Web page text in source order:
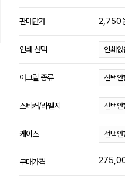
판매단가 2,750
인쇄 선택
아크릴 종류
스티커/라벨지
케이스
구매가격